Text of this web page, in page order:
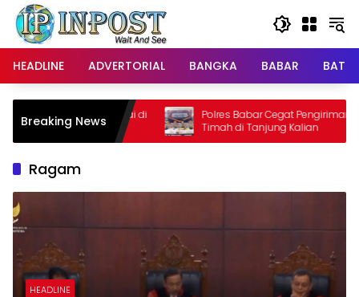
Langsung
konten
HEADLINE
ADVERTORIAL BANGKA BABAR
Breaking News
Damai di
Polres Babar Cegat Pengiriman Pasir
Timah di Tanjung Kalian
Ragam
HEADLINE